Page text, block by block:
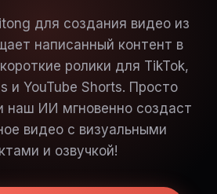
для создания видео из
написанный контент в
ролики для TikTok,
и YouTube Shorts. Просто
наш ИИ мгновенно создаст
видео с визуальными
и озвучкой!